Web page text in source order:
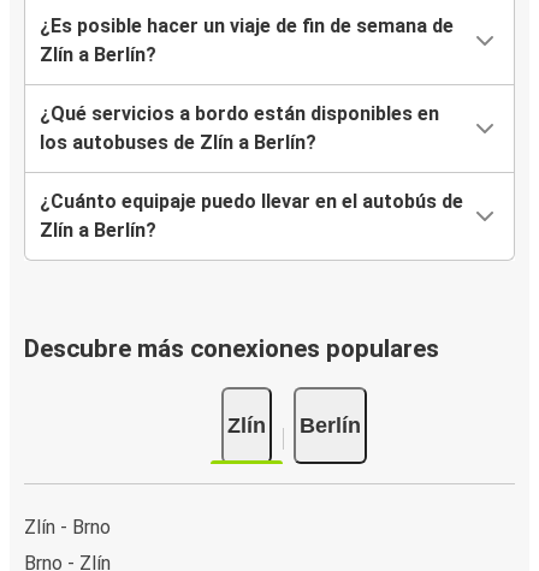
¿Es posible hacer un viaje de fin de semana de
Zlín a Berlín?
¿Qué servicios a bordo están disponibles en
los autobuses de Zlín a Berlín?
¿Cuánto equipaje puedo llevar en el autobús de
Zlín a Berlín?
Descubre más conexiones populares
Zlín Berlín
Zlín - Brno
Brno - Zlín